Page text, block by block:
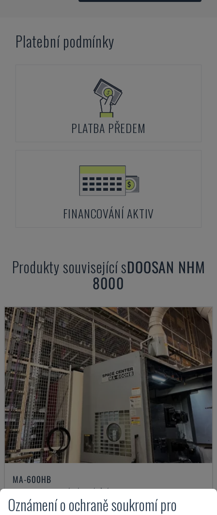
Platební podmínky
PLATBA PŘEDEM
FINANCOVÁNÍ AKTIV
Produkty související sDOOSAN NHM
8000
MA-600HB
OKUMA - HORIZONTÁLNÍ OBRÁBĚCÍ CENTRUM
DÁNSKO 2005
Oznámení o ochraně soukromí pro